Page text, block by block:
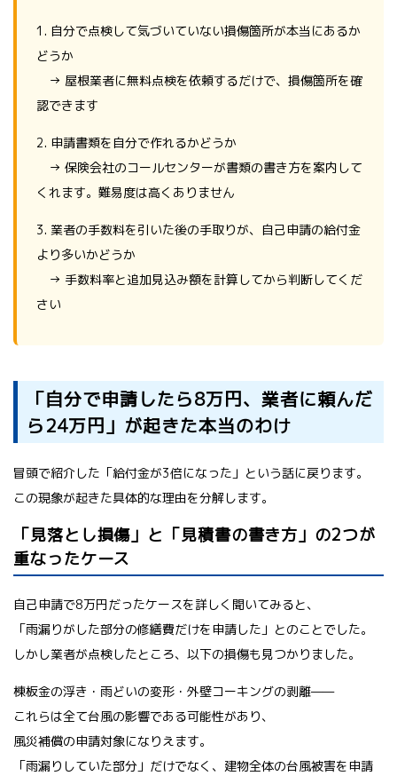
1. 自分で点検して気づいていない損傷箇所が本当にあるか
どうか
→ 屋根業者に無料点検を依頼するだけで、損傷箇所を確
認できます
2. 申請書類を自分で作れるかどうか
→ 保険会社のコールセンターが書類の書き方を案内して
くれます。難易度は高くありません
3. 業者の手数料を引いた後の手取りが、自己申請の給付金
より多いかどうか
→ 手数料率と追加見込み額を計算してから判断してくだ
さい
「自分で申請したら8万円、業者に頼んだ
ら24万円」が起きた本当のわけ
冒頭で紹介した「給付金が3倍になった」という話に戻ります。
この現象が起きた具体的な理由を分解します。
「見落とし損傷」と「見積書の書き方」の2つが
重なったケース
自己申請で8万円だったケースを詳しく聞いてみると、
「雨漏りがした部分の修繕費だけを申請した」とのことでした。
しかし業者が点検したところ、以下の損傷も見つかりました。
棟板金の浮き・雨どいの変形・外壁コーキングの剥離——
これらは全て台風の影響である可能性があり、
風災補償の申請対象になりえます。
「雨漏りしていた部分」だけでなく、建物全体の台風被害を申請